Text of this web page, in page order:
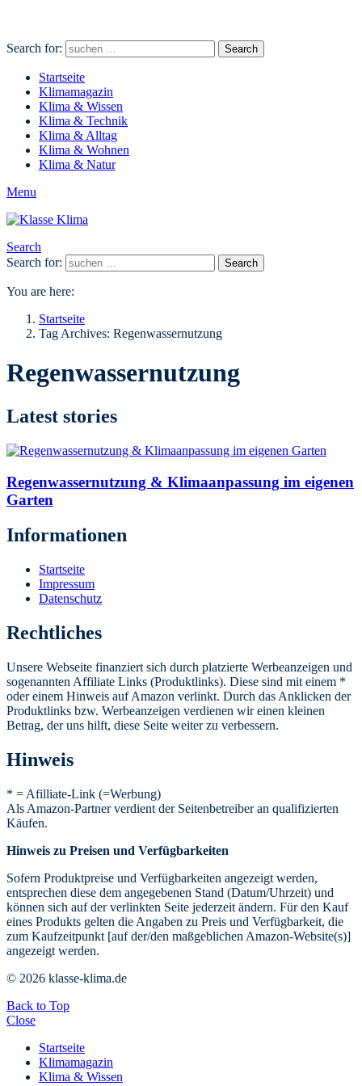
Search for: Search
Startseite
Klimamagazin
Klima & Wissen
Klima & Technik
Klima & Alltag
Klima & Wohnen
Klima & Natur
Menu
Search
Search for:
Search
You are here:
Startseite
Tag Archives: Regenwassernutzung
Regenwassernutzung
Latest stories
Regenwassernutzung & Klimaanpassung im eigenen
Garten
Informationen
Startseite
Impressum
Datenschutz
Rechtliches
Unsere Webseite finanziert sich durch platzierte Werbeanzeigen und
sogenannten Affiliate Links (Produktlinks). Diese sind mit einem *
oder einem Hinweis auf Amazon verlinkt. Durch das Anklicken der
Produktlinks bzw. Werbeanzeigen verdienen wir einen kleinen
Betrag, der uns hilft, diese Seite weiter zu verbessern.
Hinweis
* = Afilliate-Link (=Werbung)
Als Amazon-Partner verdient der Seitenbetreiber an qualifizierten
Käufen.
Hinweis zu Preisen und Verfügbarkeiten
Sofern Produktpreise und Verfügbarkeiten angezeigt werden,
entsprechen diese dem angegebenen Stand (Datum/Uhrzeit) und
können sich auf der verlinkten Seite jederzeit ändern. Für den Kauf
eines Produkts gelten die Angaben zu Preis und Verfügbarkeit, die
zum Kaufzeitpunkt [auf der/den maßgeblichen Amazon-Website(s)]
angezeigt werden.
© 2026 klasse-klima.de
Back to Top
Close
Startseite
Klimamagazin
Klima & Wissen